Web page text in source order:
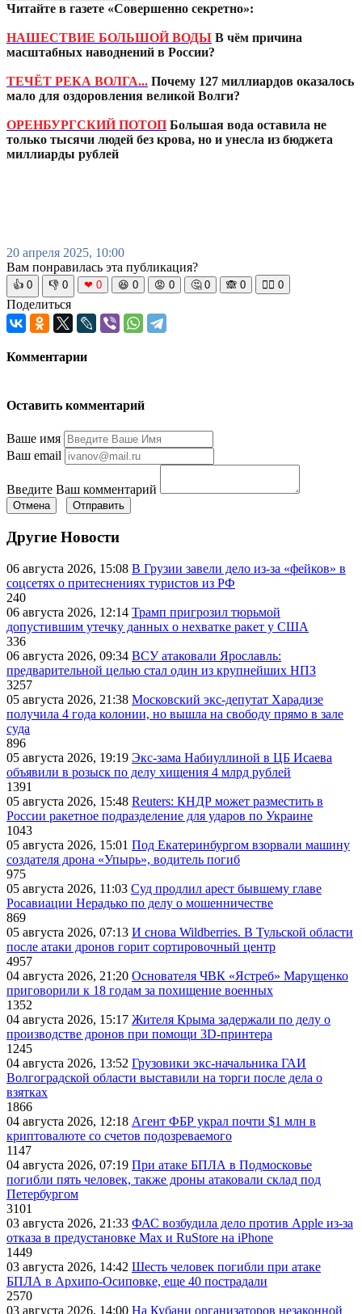
Читайте в газете «Совершенно секретно»:
НАШЕСТВИЕ БОЛЬШОЙ ВОДЫ В чём причина
масштабных наводнений в России?
ТЕЧЁТ РЕКА ВОЛГА... Почему 127 миллиардов оказалось
мало для оздоровления великой Волги?
ОРЕНБУРГСКИЙ ПОТОП Большая вода оставила не
только тысячи людей без крова, но и унесла из бюджета
миллиарды рублей
20 апреля 2025, 10:00
Вам понравилась эта публикация?
👍 0 👎 0 ❤ 0 😆 0 😡 0 🤔 0 🙈 0 🧘‍♀️ 0
Поделиться
Комментарии
Оставить комментарий
Ваше имя
Ваш email
Введите Ваш комментарий
Отмена Отправить
Другие Новости
06 августа 2026, 15:08 В Грузии завели дело из-за «фейков» в
соцсетях о притеснениях туристов из РФ
240
06 августа 2026, 12:14 Трамп пригрозил тюрьмой
допустившим утечку данных о нехватке ракет у США
336
06 августа 2026, 09:34 ВСУ атаковали Ярославль:
предварительной целью стал один из крупнейших НПЗ
3257
05 августа 2026, 21:38 Московский экс-депутат Харадизе
получила 4 года колонии, но вышла на свободу прямо в зале
суда
896
05 августа 2026, 19:19 Экс-зама Набиуллиной в ЦБ Исаева
объявили в розыск по делу хищения 4 млрд рублей
1391
05 августа 2026, 15:48 Reuters: КНДР может разместить в
России ракетное подразделение для ударов по Украине
1043
05 августа 2026, 15:01 Под Екатеринбургом взорвали машину
создателя дрона «Упырь», водитель погиб
975
05 августа 2026, 11:03 Суд продлил арест бывшему главе
Росавиации Нерадько по делу о мошенничестве
869
05 августа 2026, 07:13 И снова Wildberries. В Тульской области
после атаки дронов горит сортировочный центр
4957
04 августа 2026, 21:20 Основателя ЧВК «Ястреб» Марущенко
приговорили к 18 годам за похищение военных
1352
04 августа 2026, 15:17 Жителя Крыма задержали по делу о
производстве дронов при помощи 3D‑принтера
1245
04 августа 2026, 13:52 Грузовики экс-начальника ГАИ
Волгоградской области выставили на торги после дела о
взятках
1866
04 августа 2026, 12:18 Агент ФБР украл почти $1 млн в
криптовалюте со счетов подозреваемого
1147
04 августа 2026, 07:19 При атаке БПЛА в Подмосковье
погибли пять человек, также дроны атаковали склад под
Петербургом
3101
03 августа 2026, 21:33 ФАС возбудила дело против Apple из-за
отказа в предустановке Max и RuStore на iPhone
1449
03 августа 2026, 14:42 Шесть человек погибли при атаке
БПЛА в Архипо-Осиповке, еще 40 пострадали
2570
03 августа 2026, 14:00 На Кубани организаторов незаконной